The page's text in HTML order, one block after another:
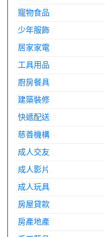
寵物食品
少年服飾
居家家電
工具用品
廚房餐具
建築裝修
快遞配送
慈善機構
成人交友
成人影片
成人玩具
房屋貸款
房產地產